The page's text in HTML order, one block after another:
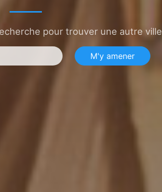
pour trouver une autre ville
M'y amener